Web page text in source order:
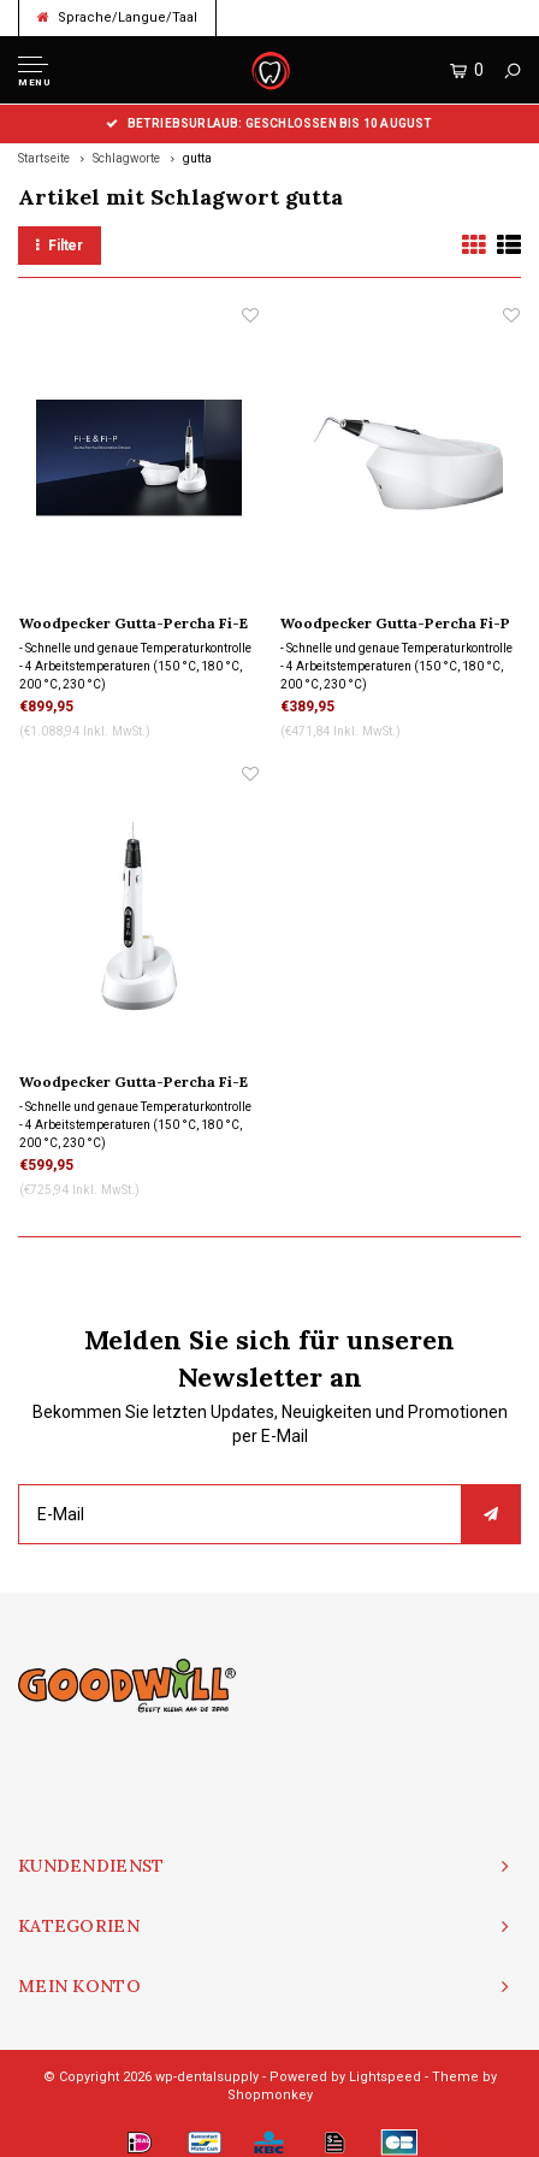
Sprache/Langue/Taal
MENU
0
BETRIEBSURLAUB: GESCHLOSSEN BIS 10 AUGUST
Startseite Schlagworte gutta
Artikel mit Schlagwort gutta
Filter
Woodpecker Gutta-Percha Fi-E
+ Fi-P Obturation System
- Schnelle und genaue Temperaturkontrolle
- 4 Arbeitstemperaturen (150 °C, 180 °C,
200 °C, 230 °C)
- Enthält Injektionsnadeln und
- 2 Batterien mit jeweils 4 Stunden
€899,95
(€1.088,94 Inkl. MwSt.)
Woodpecker Gutta-Percha Fi-P
Obturation System
- Schnelle und genaue Temperaturkontrolle
- 4 Arbeitstemperaturen (150 °C, 180 °C,
200 °C, 230 °C)
- Enthält Injektionsnadeln und
- 2 Batterien mit jeweils 4 Stunden
€389,95
(€471,84 Inkl. MwSt.)
Woodpecker Gutta-Percha Fi-E
Obturation System
- Schnelle und genaue Temperaturkontrolle
- 4 Arbeitstemperaturen (150 °C, 180 °C,
200 °C, 230 °C)
- Enthält Injektionsnadeln und
- 2 Batterien mit jeweils 4 Stunden
€599,95
(€725,94 Inkl. MwSt.)
Melden Sie sich für unseren
Newsletter an
Bekommen Sie letzten Updates, Neuigkeiten und Promotionen
per E-Mail
KUNDENDIENST
KATEGORIEN
MEIN KONTO
© Copyright 2026 wp-dentalsupply - Powered by Lightspeed - Theme by
Shopmonkey